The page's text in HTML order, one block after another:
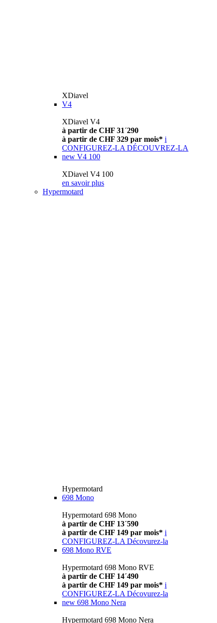
XDiavel
V4
XDiavel V4
à partir de CHF 31´290
à partir de CHF 329 par mois* i
CONFIGUREZ-LA DÉCOUVREZ-LA
new V4 100
XDiavel V4 100
en savoir plus
Hypermotard
Hypermotard
698 Mono
Hypermotard 698 Mono
à partir de CHF 13´590
à partir de CHF 149 par mois* i
CONFIGUREZ-LA Décovurez-la
698 Mono RVE
Hypermotard 698 Mono RVE
à partir de CHF 14´490
à partir de CHF 149 par mois* i
CONFIGUREZ-LA Décovurez-la
new 698 Mono Nera
Hypermotard 698 Mono Nera